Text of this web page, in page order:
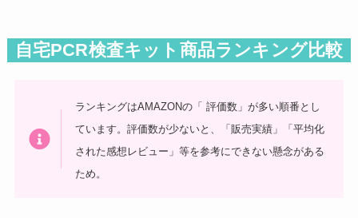
自宅PCR検査キット商品ランキング比較
ランキングはAMAZONの「 評価数」が多い順番とし
ています。評価数が少ないと、「販売実績」「平均化
された感想レビュー」等を参考にできない懸念がある
ため。